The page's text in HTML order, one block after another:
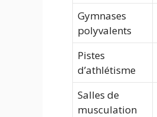
Gymnases
polyvalents
Pistes
d’athlétisme
Salles de
musculation